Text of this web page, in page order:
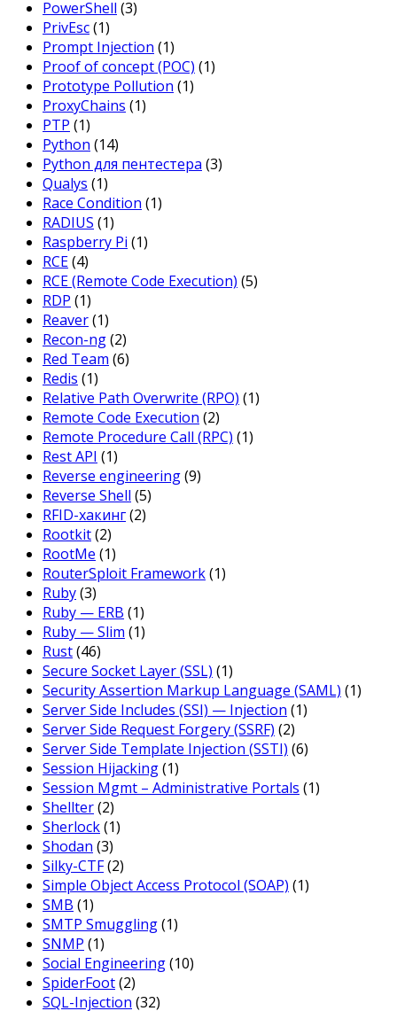
PowerShell (3)
PrivEsc(1)
Prompt Injection (1)
Proof of concept (POC) (1)
Prototype Pollution (1)
ProxyChains (1)
PTP (1)
Python (14)
Python для пентестера (3)
Qualys (1)
Race Condition (1)
RADIUS (1)
Raspberry Pi (1)
RCE(4)
RCE (Remote Code Execution) (5)
RDP (1)
Reaver(1)
Recon-ng(2)
Red Team (6)
Redis (1)
Relative Path Overwrite (RPO) (1)
Remote Code Execution (2)
Remote Procedure Call (RPC) (1)
Rest API (1)
Reverse engineering(9)
Reverse Shell (5)
RFID-хакинг(2)
Rootkit(2)
RootMe (1)
RouterSploit Framework(1)
Ruby(3)
Ruby — ERB (1)
Ruby — Slim (1)
Rust(46)
Secure Socket Layer (SSL) (1)
Security Assertion Markup Language (SAML) (1)
Server Side Includes (SSI) — Injection (1)
Server Side Request Forgery (SSRF) (2)
Server Side Template Injection (SSTI) (6)
Session Hijacking(1)
Session Mgmt – Administrative Portals (1)
Shellter(2)
Sherlock(1)
Shodan (3)
Silky-CTF(2)
Simple Object Access Protocol (SOAP) (1)
SMB (1)
SMTP Smuggling(1)
SNMP (1)
Social Engineering(10)
SpiderFoot(2)
SQL-Injection (32)